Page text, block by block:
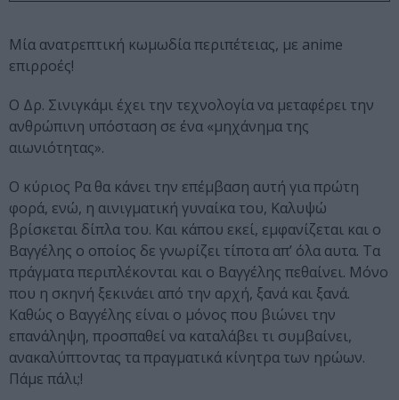
Μία ανατρεπτική κωμωδία περιπέτειας, με anime
επιρροές!
O Δρ. Σινιγκάμι έχει την τεχνολογία να μεταφέρει την
ανθρώπινη υπόσταση σε ένα «μηχάνημα της
αιωνιότητας».
Ο κύριος Ρα θα κάνει την επέμβαση αυτή για πρώτη
φορά, ενώ, η αινιγματική γυναίκα του, Καλυψώ
βρίσκεται δίπλα του. Και κάπου εκεί, εμφανίζεται και ο
Βαγγέλης ο οποίος δε γνωρίζει τίποτα απ’ όλα αυτα. Τα
πράγματα περιπλέκονται και ο Βαγγέλης πεθαίνει. Μόνο
που η σκηνή ξεκινάει από την αρχή, ξανά και ξανά.
Καθώς ο Βαγγέλης είναι ο μόνος που βιώνει την
επανάληψη, προσπαθεί να καταλάβει τι συμβαίνει,
ανακαλύπτοντας τα πραγματικά κίνητρα των ηρώων.
Πάμε πάλι;!